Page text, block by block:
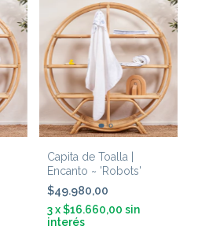
Capita de Toalla |
Encanto ~ 'Robots'
$49.980,00
3 x$16.660,00 sin
interés